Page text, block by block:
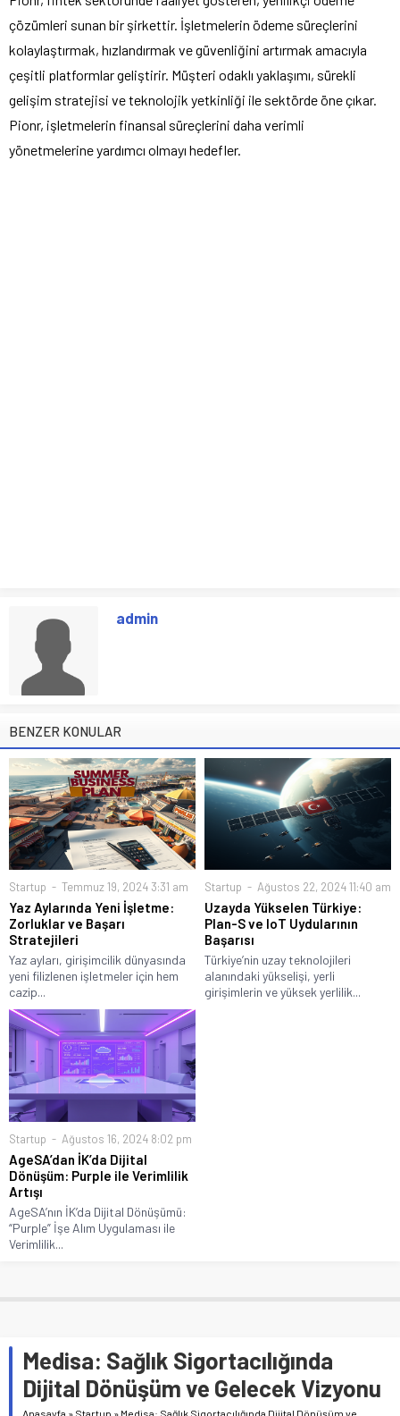
çözümleri sunan bir şirkettir. İşletmelerin ödeme süreçlerini
kolaylaştırmak, hızlandırmak ve güvenliğini artırmak amacıyla
çeşitli platformlar geliştirir. Müşteri odaklı yaklaşımı, sürekli
gelişim stratejisi ve teknolojik yetkinliği ile sektörde öne çıkar.
Pionr, işletmelerin finansal süreçlerini daha verimli
yönetmelerine yardımcı olmayı hedefler.
admin
BENZER KONULAR
Startup Temmuz 19, 2024 3:31 am
Yaz Aylarında Yeni İşletme:
Zorluklar ve Başarı
Stratejileri
Yaz ayları, girişimcilik dünyasında
yeni filizlenen işletmeler için hem
cazip...
Startup Ağustos 22, 2024 11:40 am
Uzayda Yükselen Türkiye:
Plan-S ve IoT Uydularının
Başarısı
Türkiye’nin uzay teknolojileri
alanındaki yükselişi, yerli
girişimlerin ve yüksek yerlilik...
Startup Ağustos 16, 2024 8:02 pm
AgeSA’dan İK’da Dijital
Dönüşüm: Purple ile Verimlilik
Artışı
AgeSA’nın İK’da Dijital Dönüşümü:
“Purple” İşe Alım Uygulaması ile
Verimlilik...
Medisa: Sağlık Sigortacılığında
Dijital Dönüşüm ve Gelecek Vizyonu
Anasayfa » Startup » Medisa: Sağlık Sigortacılığında Dijital Dönüşüm ve